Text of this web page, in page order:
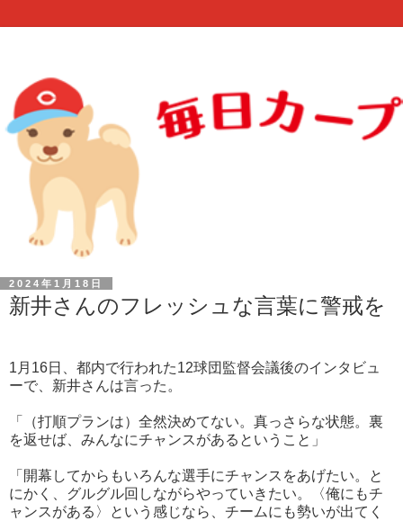
2024年1月18日
新井さんのフレッシュな言葉に警戒を
1月16日、都内で行われた12球団監督会議後のインタビュ
ーで、新井さんは言った。
「（打順プランは）全然決めてない。真っさらな状態。裏
を返せば、みんなにチャンスがあるということ」
「開幕してからもいろんな選手にチャンスをあげたい。と
にかく、グルグル回しながらやっていきたい。〈俺にもチ
ャンスがある〉という感じなら、チームにも勢いが出てく